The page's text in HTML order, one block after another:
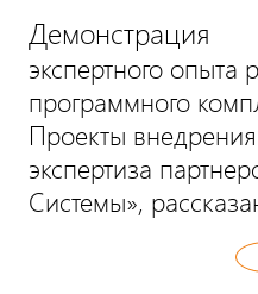
Демонстрация
экспертного опыта
программного
Проекты
экспертиза
Системы»,